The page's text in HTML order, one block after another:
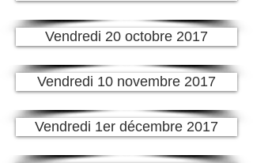
Vendredi 20 octobre 2017
Vendredi 10 novembre 2017
Vendredi 1er décembre 2017